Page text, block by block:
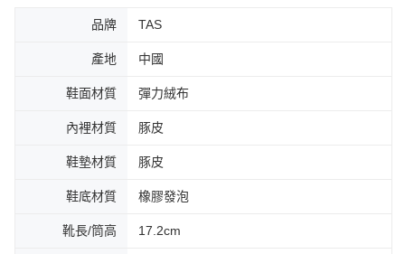
品牌 TAS
產地 中國
鞋面材質 彈力絨布
內裡材質 豚皮
鞋墊材質 豚皮
鞋底材質 橡膠發泡
靴長/筒高 17.2cm